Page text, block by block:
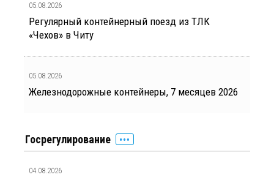
05.08.2026
Регулярный контейнерный поезд из ТЛК
«Чехов» в Читу
05.08.2026
Железнодорожные контейнеры, 7 месяцев 2026
Госрегулирование
04.08.2026